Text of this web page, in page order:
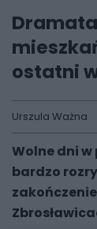
ostatni
Urszula Ważna
Wolne dni
bardzo